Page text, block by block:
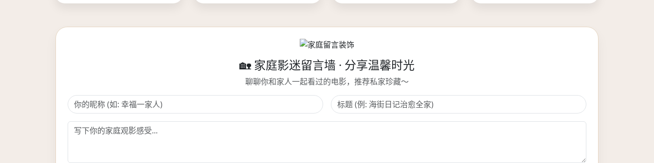
🏡 家庭影迷留言墙 · 分享温馨时光
聊聊你和家人一起看过的电影，推荐私家珍藏～